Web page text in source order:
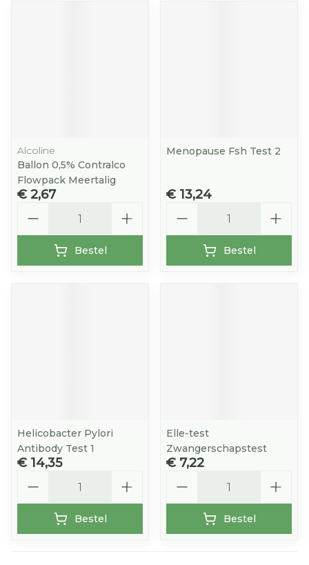
Alcoline
Ballon 0,5% Contralco
Flowpack Meertalig
€ 2,67
Bestel
Menopause Fsh Test 2
€ 13,24
Bestel
Helicobacter Pylori
Antibody Test 1
€ 14,35
Bestel
Elle-test
Zwangerschapstest
€ 7,22
Bestel